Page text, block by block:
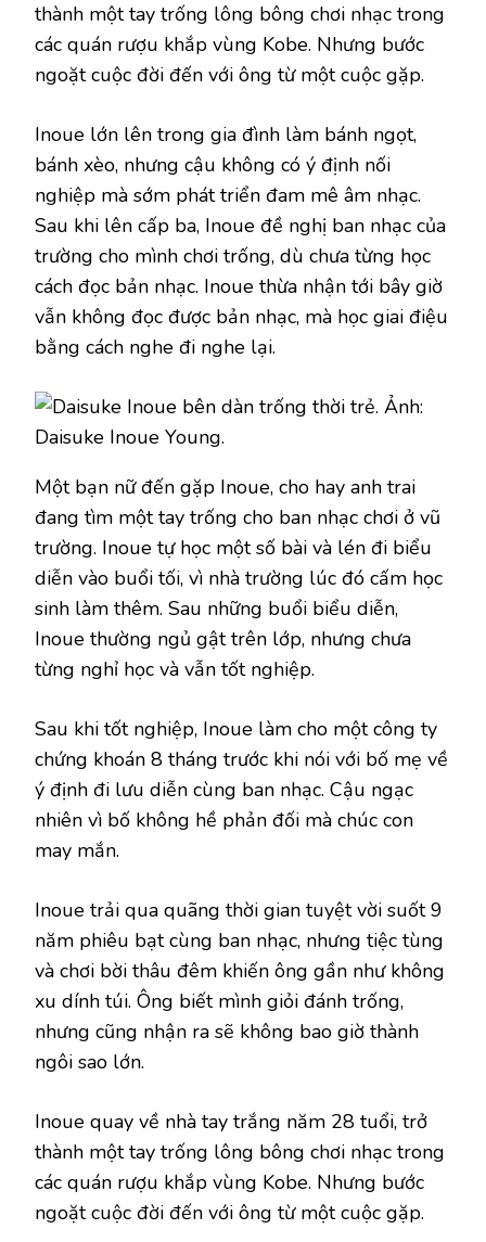
thành một tay trống lông bông chơi nhạc trong
các quán rượu khắp vùng Kobe. Nhưng bước
ngoặt cuộc đời đến với ông từ một cuộc gặp.
Inoue lớn lên trong gia đình làm bánh ngọt,
bánh xèo, nhưng cậu không có ý định nối
nghiệp mà sớm phát triển đam mê âm nhạc.
Sau khi lên cấp ba, Inoue đề nghị ban nhạc của
trường cho mình chơi trống, dù chưa từng học
cách đọc bản nhạc. Inoue thừa nhận tới bây giờ
vẫn không đọc được bản nhạc, mà học giai điệu
bằng cách nghe đi nghe lại.
Một bạn nữ đến gặp Inoue, cho hay anh trai
đang tìm một tay trống cho ban nhạc chơi ở vũ
trường. Inoue tự học một số bài và lén đi biểu
diễn vào buổi tối, vì nhà trường lúc đó cấm học
sinh làm thêm. Sau những buổi biểu diễn,
Inoue thường ngủ gật trên lớp, nhưng chưa
từng nghỉ học và vẫn tốt nghiệp.
Sau khi tốt nghiệp, Inoue làm cho một công ty
chứng khoán 8 tháng trước khi nói với bố mẹ về
ý định đi lưu diễn cùng ban nhạc. Cậu ngạc
nhiên vì bố không hề phản đối mà chúc con
may mắn.
Inoue trải qua quãng thời gian tuyệt vời suốt 9
năm phiêu bạt cùng ban nhạc, nhưng tiệc tùng
và chơi bời thâu đêm khiến ông gần như không
xu dính túi. Ông biết mình giỏi đánh trống,
nhưng cũng nhận ra sẽ không bao giờ thành
ngôi sao lớn.
Inoue quay về nhà tay trắng năm 28 tuổi, trở
thành một tay trống lông bông chơi nhạc trong
các quán rượu khắp vùng Kobe. Nhưng bước
ngoặt cuộc đời đến với ông từ một cuộc gặp.